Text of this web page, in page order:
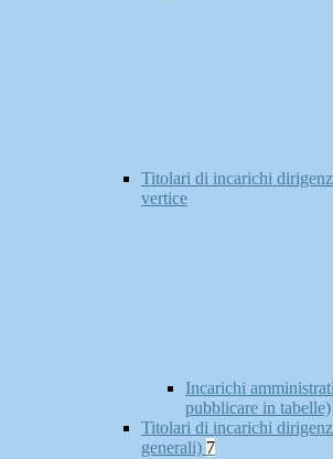
Titolari di incarichi
vertice
Incarichi
pubblicare in tabelle)
Titolari di incarichi
generali) 7